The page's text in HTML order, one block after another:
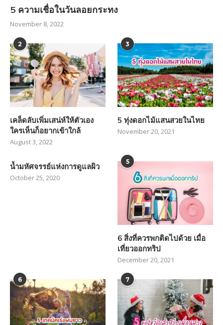
5 ความเชื่อในวันลอยกระทง
November 8, 2022
2
เคล็ดลับเพิ่มเสน่ห์ให้ตัวเอง
ใครเห็นก็อยากเข้าใกล้
August 3, 2022
3
5 ทุ่งดอกไม้แสนสวยในไทย
November 20, 2021
น้ำมหัศจรรย์แห่งการดูแลผิว
October 25, 2020
5
6 สิ่งที่ควรพกติดไปด้วย เมื่อ
เที่ยวออกทริป
December 20, 2021
6 7